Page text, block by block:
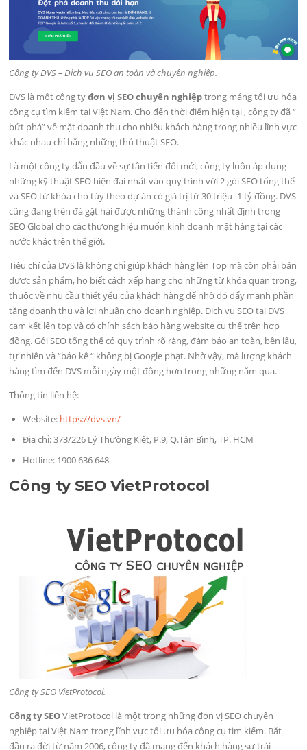
Công ty DVS – Dịch vụ SEO an toàn và chuyên nghiệp.
DVS là một công tyđơn vị SEO chuyên nghiệptrong mảng tối ưu hóa
công cụ tìm kiếm tại Việt Nam. Cho đến thời điểm hiện tại , công ty đã “
bứt phá” về mặt doanh thu cho nhiều khách hàng trong nhiều lĩnh vực
khác nhau chỉ bằng những thủ thuật SEO.
Là một công ty dẫn đầu về sự tân tiến đổi mới, công ty luôn áp dụng
những kỹ thuật SEO hiện đại nhất vào quy trình với 2 gói SEO tổng thể
và SEO từ khóa cho tùy theo dự án có giá trị từ 30 triệu- 1 tỷ đồng. DVS
cũng đang trên đà gặt hái được những thành công nhất định trong
SEO Global cho các thương hiệu muốn kinh doanh mặt hàng tại các
nước khác trên thế giới.
Tiêu chí của DVS là không chỉ giúp khách hàng lên Top mà còn phải bán
được sản phẩm, họ biết cách xếp hạng cho những từ khóa quan trọng,
thuộc về nhu cầu thiết yếu của khách hàng để nhờ đó đẩy mạnh phần
tăng doanh thu và lợi nhuận cho doanh nghiệp. Dịch vụ SEO tại DVS
cam kết lên top và có chính sách bảo hàng website cụ thể trên hợp
đồng. Gói SEO tổng thể có quy trình rõ ràng, đảm bảo an toàn, bền lâu,
tự nhiên và “bảo kê “ không bị Google phạt. Nhờ vậy, mà lượng khách
hàng tìm đến DVS mỗi ngày một đông hơn trong những năm qua.
Thông tin liên hệ:
Website: https://dvs.vn/
Địa chỉ: 373/226 Lý Thường Kiệt, P.9, Q.Tân Bình, TP. HCM
Hotline: 1900 636 648
Công ty SEO VietProtocol
Công ty SEO VietProtocol.
Công ty SEOVietProtocol là một trong những đơn vị SEO chuyên
nghiệp tại Việt Nam trong lĩnh vực tối ưu hóa công cụ tìm kiếm. Bắt
đầu ra đời từ năm 2006, công ty đã mang đến khách hàng sự trải